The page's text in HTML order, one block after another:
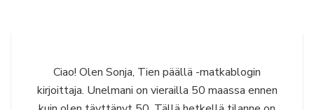
Ciao! Olen Sonja, Tien päällä -matkablogin
kirjoittaja. Unelmani on vierailla 50 maassa ennen